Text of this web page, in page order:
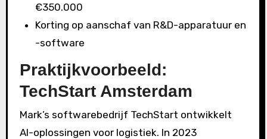
€350.000
Korting op aanschaf van R&D-apparatuur en
-software
Praktijkvoorbeeld:
TechStart Amsterdam
Mark’s softwarebedrijf TechStart ontwikkelt
AI-oplossingen voor logistiek. In 2023